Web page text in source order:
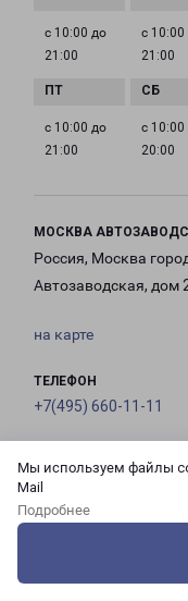
Мы используем файлы
Mail
Подробнее
с 10:00 до
21:00
с 10:00
21:00
с 10:00 до
21:00
с 10:00
20:00
МОСКВА
Россия, Москва
Автозаводская, дом
на карте
ТЕЛЕФОН
+7(495) 660-11-11
pecom@pecom.ru
ГРАФИК РАБОТЫ